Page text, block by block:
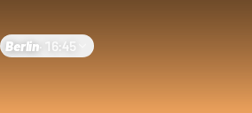
Berlin 16:45